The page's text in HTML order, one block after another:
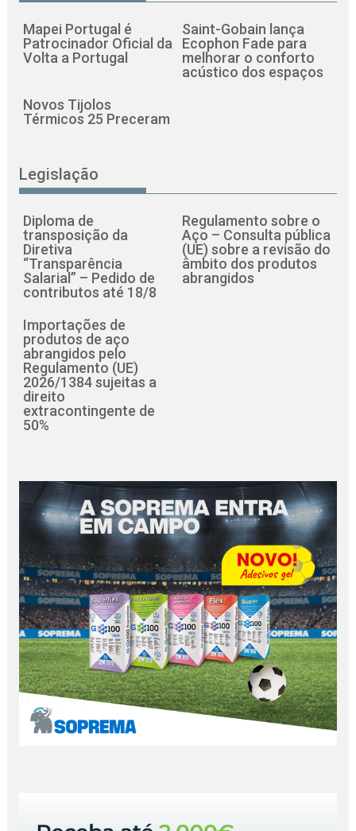
Mapei Portugal é
Patrocinador Oficial da
Volta a Portugal
Saint-Gobain lança
Ecophon Fade para
melhorar o conforto
acústico dos espaços
Novos Tijolos
Térmicos 25 Preceram
Legislação
Diploma de
transposição da
Diretiva
“Transparência
Salarial” – Pedido de
contributos até 18/8
Regulamento sobre o
Aço – Consulta pública
(UE) sobre a revisão do
âmbito dos produtos
abrangidos
Importações de
produtos de aço
abrangidos pelo
Regulamento (UE)
2026/1384 sujeitas a
direito
extracontingente de
50%